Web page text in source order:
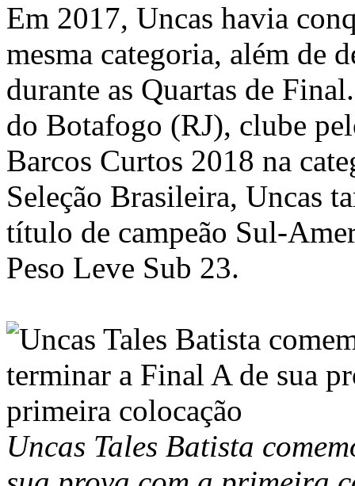
Em 2017, Uncas havia
mesma categoria, além de
durante as Quartas de
do Botafogo (RJ), clube
Barcos Curtos 2018 na
Seleção Brasileira, Uncas
título de campeão Sul-
Peso Leve Sub 23.
Uncas Tales Batista